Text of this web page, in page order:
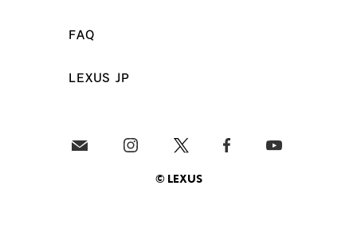
FAQ
LEXUS JP
© LEXUS